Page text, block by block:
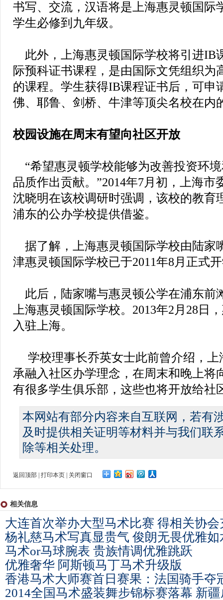
书写、交流，汉语将是上海惠灵顿国际
学生必修到九年级。
此外，上海惠灵顿国际学校将引进IB
际预科证书课程，是由国际文凭组织为
的课程。学生获得IB课程证书后，可申
佛、耶鲁、剑桥、牛津等顶尖名校在内
校园设施在周末有望向社区开放
“希望惠灵顿学校能够为改善投资环
品质作出贡献。”2014年7月初，上海市
沈晓明在该校调研时强调，该校的教育
浦东的公办学校提供借鉴。
据了解，上海惠灵顿国际学校由陆家
津惠灵顿国际学校已于2011年8月正式
此后，陆家嘴与惠灵顿公学在浦东前
上海惠灵顿国际学校。2013年2月28日
入驻上海。
学校理事长乔英女士此前曾介绍，上
承融入社区办学理念，在周末和晚上将
有很多学生俱乐部，这些也将开放给社
本网站有部分内容来自互联网，若有
及时提供相关证明等材料并与我们联
除等相关处理。
返回顶部 打印本页 关闭窗口
相关信息
大连首次举办大型马术比赛 得相关协
杨礼慈马术写真显贵气 俊朗无畏优雅如
马术or马球腕表 贵族情调优雅跳跃
优雅奢华 阿斯顿马丁马术升级版
香港马术大师赛首日赛果：法国骑手夺
2014全国马术盛装舞步锦标赛落幕 新